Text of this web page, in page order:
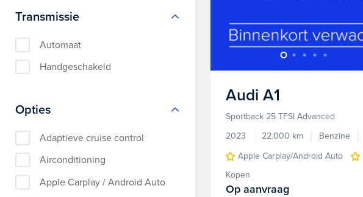
Transmissie
Automaat
Handgeschakeld
Opties
Adaptieve cruise control
Airconditioning
Apple Carplay / Android Auto
Audi A1
Sportback 25 TFSI Advanced
2023
22.000 km Benzine
Apple Carplay/Android Auto
Kopen
Op aanvraag